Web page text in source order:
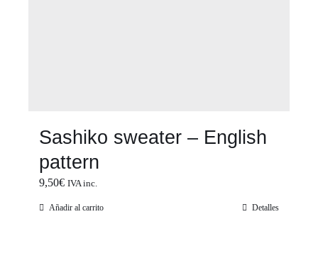
Sashiko sweater – English
pattern
9,50€ IVA inc.
Añadir al carrito Detalles